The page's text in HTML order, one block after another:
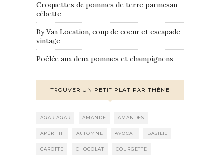
Croquettes de pommes de terre parmesan
cébette
By Van Location, coup de coeur et escapade
vintage
Poêlée aux deux pommes et champignons
TROUVER UN PETIT PLAT PAR THÈME
AGAR-AGAR AMANDE AMANDES
APÉRITIF AUTOMNE AVOCAT BASILIC
CAROTTE CHOCOLAT COURGETTE